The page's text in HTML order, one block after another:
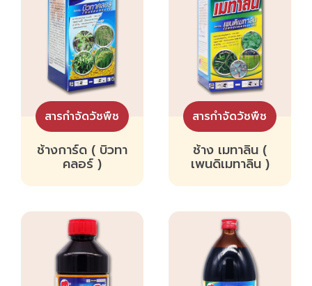
สารกำจัดวัชพืช
ช้างการ์ด ( บิวทา
คลอร์ )
สารกำจัดวัชพืช
ช้าง เมทาลิน (
เพนดิเมทาลิน )